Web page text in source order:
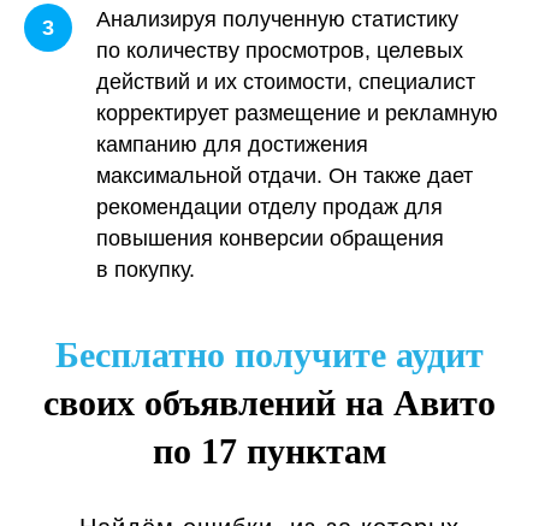
Анализируя полученную статистику
по количеству просмотров, целевых
действий и их стоимости, специалист
корректирует размещение и рекламную
кампанию для достижения
максимальной отдачи. Он также дает
рекомендации отделу продаж для
повышения конверсии обращения
в покупку.
Бесплатно получите аудит
своих объявлений на Авито
по 17 пунктам
Предоставляем
гарантии по договору
Вы оперативно согласовали наши предложения
но ключевые показатели не достигнуты?
Если результат не улучшился — комиссия
Финансовые гарантии
улучшения результата: